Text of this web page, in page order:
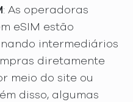
: As operadoras
eSIM estão
intermediários
diretamente
meio do site ou
disso, algumas